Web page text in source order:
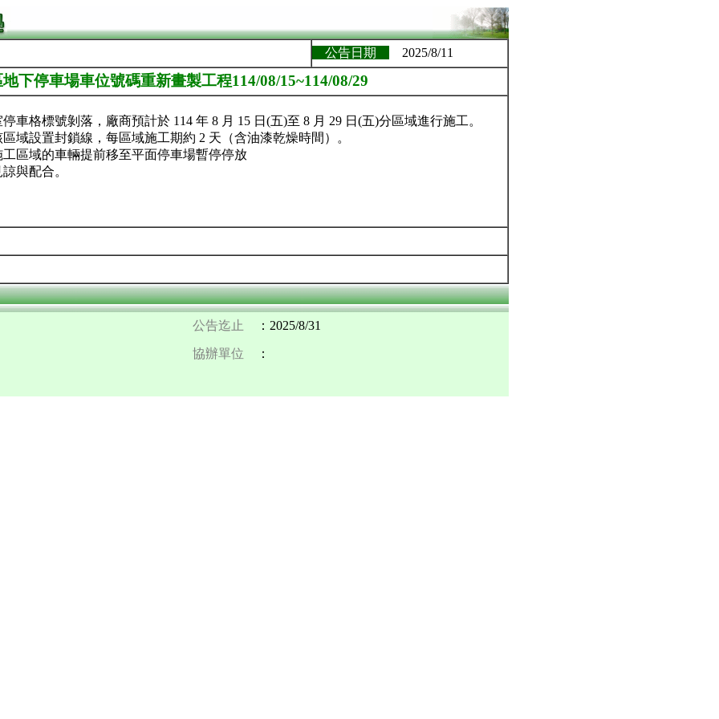
公告日期 2025/8/11
下停車場車位號碼重新畫製工程114/08/15~114/08/29
車格標號剝落，廠商預計於 114 年 8 月 15 日(五)至 8 月 29 日(五)分區域進行施工。
域設置封鎖線，每區域施工期約 2 天（含油漆乾燥時間）。
區域的車輛提前移至平面停車場暫停停放
與配合。
公告迄止 ：2025/8/31
協辦單位 ：